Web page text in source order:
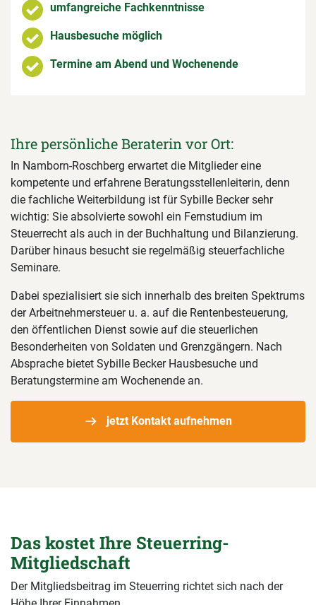
umfangreiche Fachkenntnisse
Hausbesuche möglich
Termine am Abend und Wochenende
Ihre persönliche Beraterin vor Ort:
In Namborn-Roschberg erwartet die Mitglieder eine
kompetente und erfahrene Beratungsstellenleiterin, denn
die fachliche Weiterbildung ist für Sybille Becker sehr
wichtig: Sie absolvierte sowohl ein Fernstudium im
Steuerrecht als auch in der Buchhaltung und Bilanzierung.
Darüber hinaus besucht sie regelmäßig steuerfachliche
Seminare.
Dabei spezialisiert sie sich innerhalb des breiten Spektrums
der Arbeitnehmersteuer u. a. auf die Rentenbesteuerung,
den öffentlichen Dienst sowie auf die steuerlichen
Besonderheiten von Soldaten und Grenzgängern. Nach
Absprache bietet Sybille Becker Hausbesuche und
Beratungstermine am Wochenende an.
jetzt Kontakt aufnehmen
Das kostet Ihre Steuerring-
Mitgliedschaft
Der Mitgliedsbeitrag im Steuerring richtet sich nach der